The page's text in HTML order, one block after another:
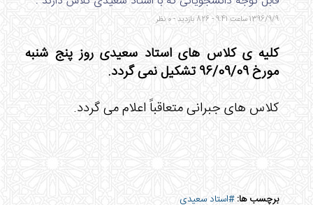
1396/9/9 ساعت 9:41 - 826 بازدید - 0 نظر
کلیه ی کلاس های استاد سعیدی روز پنج شنبه
مورخ 96/09/09 تشکیل نمی گردد.
کلاس های جبرانی متعاقباً اعلام می گردد.
برچسب ها:#استاد سعیدی